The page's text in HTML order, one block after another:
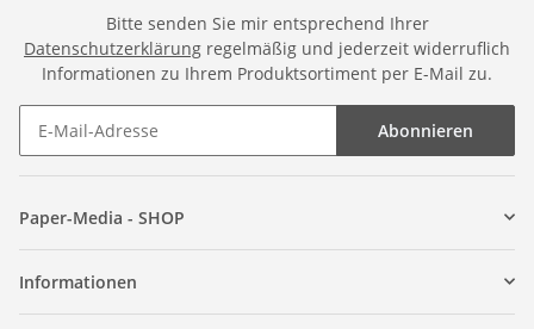
Bitte senden Sie mir entsprechend Ihrer
Datenschutzerklärung regelmäßig und jederzeit widerruflich
Informationen zu Ihrem Produktsortiment per E-Mail zu.
Abonnieren
Paper-Media - SHOP
Informationen